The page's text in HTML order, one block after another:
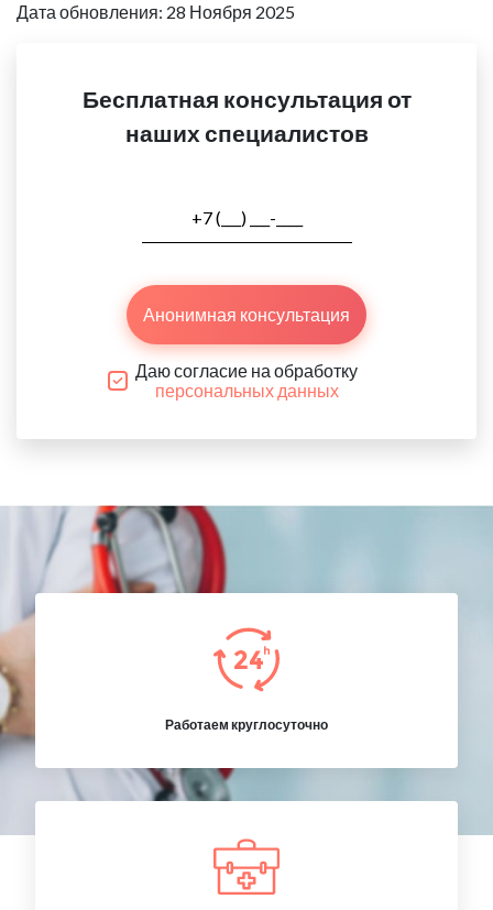
Дата обновления: 28 Ноября 2025
Бесплатная консультация от
наших специалистов
Анонимная консультация
Даю согласие на обработку
персональных данных
Работаем круглосуточно